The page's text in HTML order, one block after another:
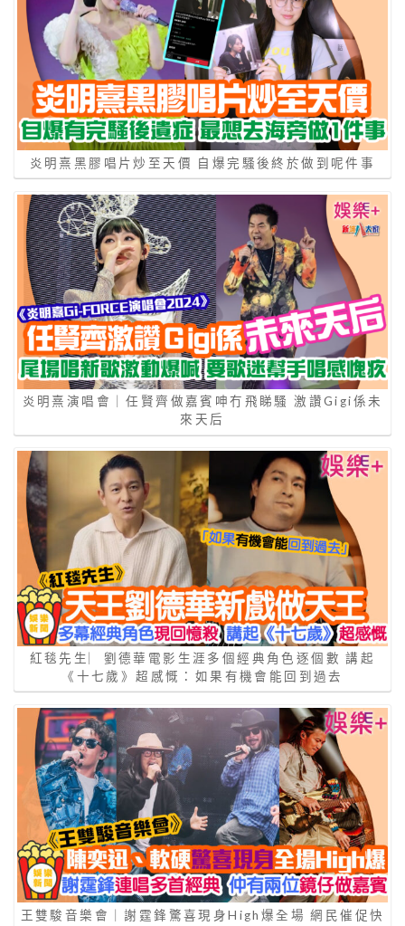
炎明熹黑膠唱片炒至天價 自爆完騷後終於做到呢件事
炎明熹演唱會｜任賢齊做嘉賓呻冇飛睇騷 激讚Gigi係未
來天后
紅毯先生︳劉德華電影生涯多個經典角色逐個數 講起
《十七歲》超感慨：如果有機會能回到過去
王雙駿音樂會｜謝霆鋒驚喜現身High爆全場 網民催促快